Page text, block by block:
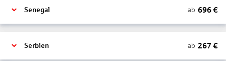
Senegal ab 696€
Serbien ab 267 €